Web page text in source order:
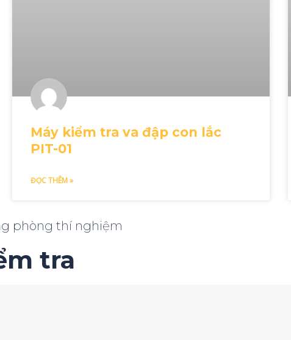
Máy kiểm tra va đập con lắc
PIT-01
ĐỌC THÊM »
phòng thí nghiệm
tra